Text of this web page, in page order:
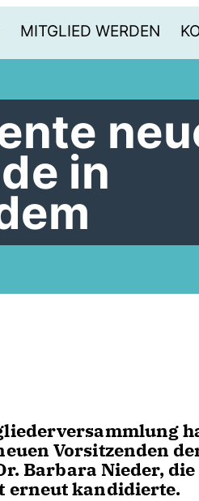
MITGLIED WERDEN
in
Vorsitzenden
Barbara Nieder,
erneut kandidierte.